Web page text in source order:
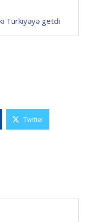
Türkiyəyə getdi
Twitter